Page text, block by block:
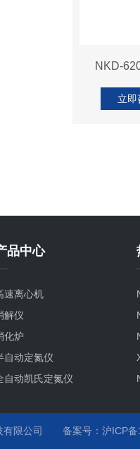
NKD-
立即
品中心
速离心机
解仪
化炉
自动定氮仪
自动凯氏定氮仪
有限公司 备案号：沪ICP